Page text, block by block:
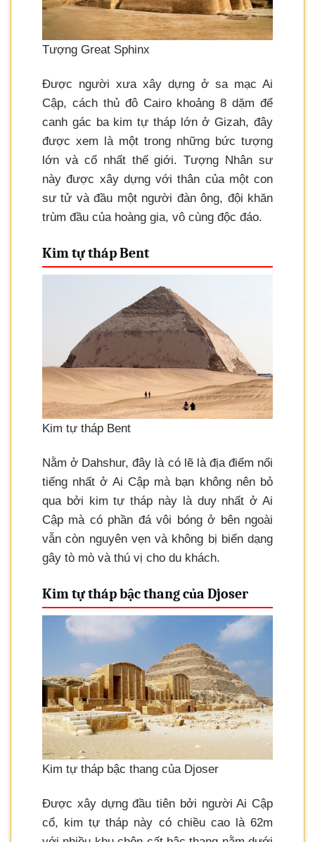
Tượng Great Sphinx
Được người xưa xây dựng ở sa mạc Ai
Cập, cách thủ đô Cairo khoảng 8 dặm để
canh gác ba kim tự tháp lớn ở Gizah, đây
được xem là một trong những bức tượng
lớn và cổ nhất thế giới. Tượng Nhân sư
này được xây dựng với thân của một con
sư tử và đầu một người đàn ông, đội khăn
trùm đầu của hoàng gia, vô cùng độc đáo.
Kim tự tháp Bent
Kim tự tháp Bent
Nằm ở Dahshur, đây là có lẽ là địa điểm nổi
tiếng nhất ở Ai Cập mà bạn không nên bỏ
qua bởi kim tự tháp này là duy nhất ở Ai
Cập mà có phần đá vôi bóng ở bên ngoài
vẫn còn nguyên vẹn và không bị biến dạng
gây tò mò và thú vị cho du khách.
Kim tự tháp bậc thang của Djoser
Kim tự tháp bậc thang của Djoser
Được xây dựng đầu tiên bởi người Ai Cập
cổ, kim tự tháp này có chiều cao là 62m